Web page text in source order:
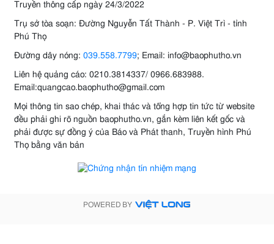
Truyền thông cấp ngày 24/3/2022
Trụ sở tòa soạn: Đường Nguyễn Tất Thành - P. Việt Trì - tỉnh
Phú Thọ
Đường dây nóng: 039.558.7799; Email: info@baophutho.vn
Liên hệ quảng cáo: 0210.3814337/ 0966.683988.
Email:quangcao.baophutho@gmail.com
Mọi thông tin sao chép, khai thác và tổng hợp tin tức từ website
đều phải ghi rõ nguồn baophutho.vn, gắn kèm liên kết gốc và
phải được sự đồng ý của Báo và Phát thanh, Truyền hình Phú
Thọ bằng văn bản
POWERED BY